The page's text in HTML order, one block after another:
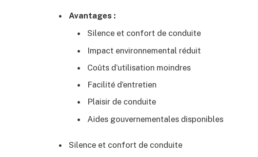
Avantages :
Silence et confort de conduite
Impact environnemental réduit
Coûts d’utilisation moindres
Facilité d’entretien
Plaisir de conduite
Aides gouvernementales disponibles
Silence et confort de conduite